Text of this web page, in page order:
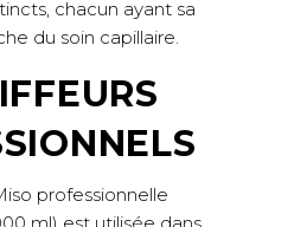
chacun ayant sa
du soin capillaire.
professionnelle